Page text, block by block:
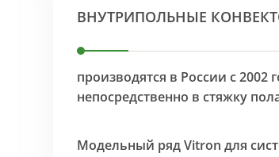
ВНУТРИПОЛЬНЫЕ
производятся в России с
непосредственно в стяжку
Модельный ряд Vitron для